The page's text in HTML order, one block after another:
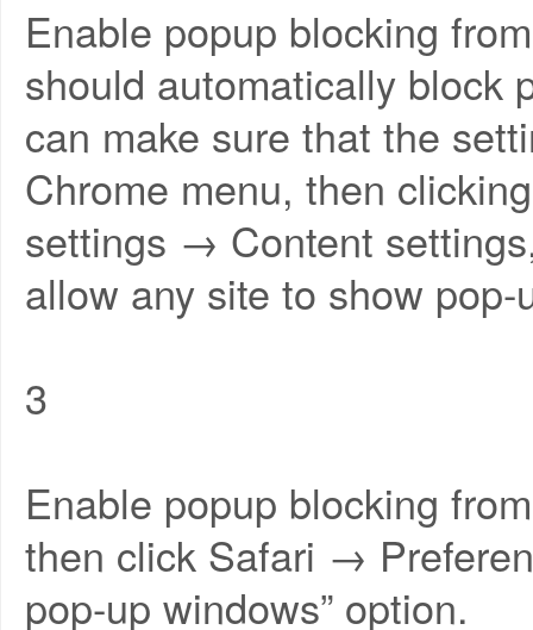
Enable popup blocking
should automatically block
can make sure that the
Chrome menu, then
settings → Content
allow any site to show pop-
3
Enable popup blocking
then click Safari →
pop-up windows” option.